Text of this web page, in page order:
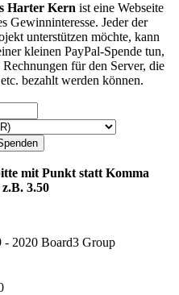
Harter Kern ist eine Webseite
Gewinninteresse. Jeder der
unterstützen möchte, kann
kleinen PayPal-Spende tun,
für den Server, die
bezahlt werden können.
mit Punkt statt Komma
3.50
2020 Board3 Group